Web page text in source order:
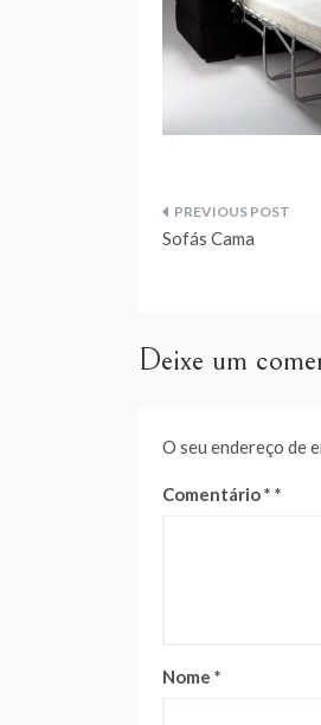
Navegação
Sofás Cama
Deixe um
O seu endereço de
Comentário*
Nome *